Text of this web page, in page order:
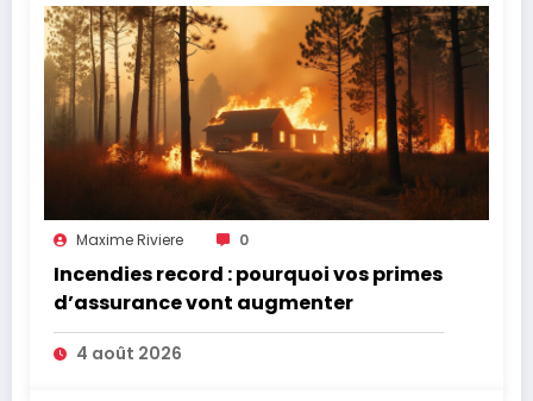
Maxime Riviere 0
Incendies record : pourquoi vos primes
d’assurance vont augmenter
4 août 2026